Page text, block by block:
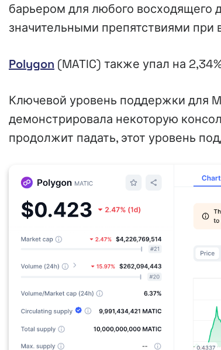
барьером для любого восходящего
значительными препятствиями при
Polygon (MATIC) также упал на
Ключевой уровень поддержки для
демонстрировала некоторую
продолжит падать, этот уровень